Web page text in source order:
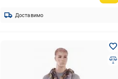
Доставимо